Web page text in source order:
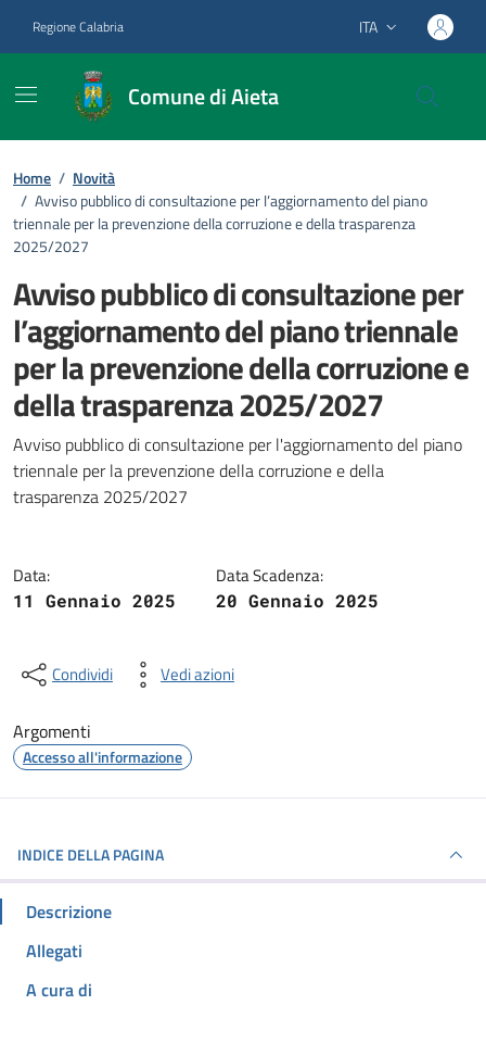
Regione Calabria Lingua attiva:
ITA
Comune di Aieta
Home / Novità
/ Avviso pubblico di consultazione per l’aggiornamento del piano
triennale per la prevenzione della corruzione e della trasparenza
2025/2027
Avviso pubblico di consultazione per
l’aggiornamento del piano triennale
per la prevenzione della corruzione e
della trasparenza 2025/2027
Dettagli della notizia
Avviso pubblico di consultazione per l'aggiornamento del piano
triennale per la prevenzione della corruzione e della
trasparenza 2025/2027
Data:
11 Gennaio 2025
Data Scadenza:
20 Gennaio 2025
Condividi Vedi azioni
Argomenti
Accesso all'informazione
INDICE DELLA PAGINA
Descrizione
Allegati
A cura di